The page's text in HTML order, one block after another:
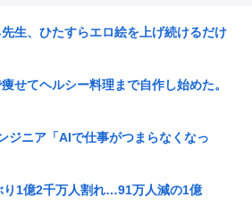
先生、ひたすらエロ絵を上げ続けるだけ
せてヘルシー料理まで自作し始めた。
ジニア「AIで仕事がつまらなくなっ
り1億2千万人割れ…91万人減の1億